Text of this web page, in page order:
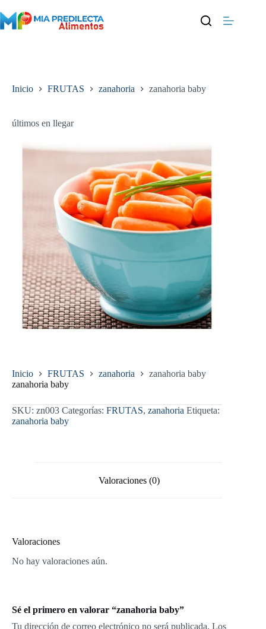
al
contenido
Inicio FRUTAS zanahoria zanahoria baby
últimos en llegar
Inicio FRUTAS zanahoria
zanahoria baby
zanahoria baby
SKU: zn003 Categorías: FRUTAS, zanahoria Etiqueta:
zanahoria baby
Valoraciones (0)
Valoraciones
No hay valoraciones aún.
Sé el primero en valorar “zanahoria baby”
Tu dirección de correo electrónico no será publicada. Los